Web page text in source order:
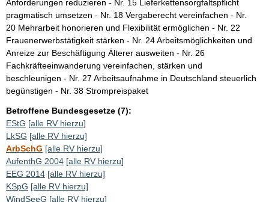
Anforderungen reduzieren - Nr. 15 Lieferkettensorgfaltspflicht
pragmatisch umsetzen - Nr. 18 Vergaberecht vereinfachen - Nr.
20 Mehrarbeit honorieren und Flexibilität ermöglichen - Nr. 22
Frauenerwerbstätigkeit stärken - Nr. 24 Arbeitsmöglichkeiten und
Anreize zur Beschäftigung Älterer ausweiten - Nr. 26
Fachkräfteeinwanderung vereinfachen, stärken und
beschleunigen - Nr. 27 Arbeitsaufnahme in Deutschland steuerlich
begünstigen - Nr. 38 Strompreispaket
Betroffene Bundesgesetze (7):
EStG [alle RV hierzu]
LkSG [alle RV hierzu]
ArbSchG [alle RV hierzu]
AufenthG 2004 [alle RV hierzu]
EEG 2014 [alle RV hierzu]
KSpG [alle RV hierzu]
WindSeeG [alle RV hierzu]